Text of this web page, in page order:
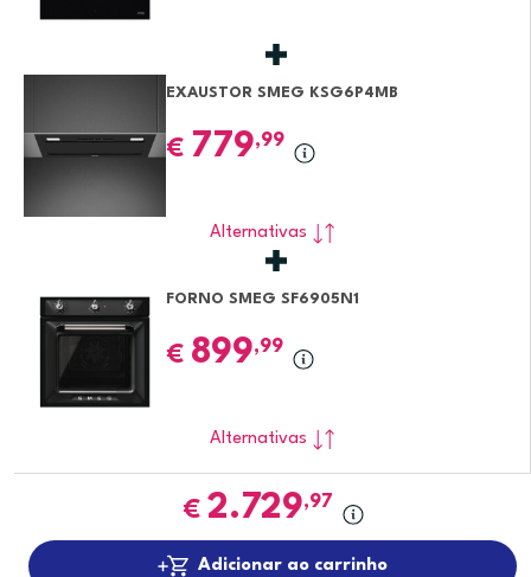
EXAUSTOR SMEG KSG6P4MB
€ 779,99
Alternativas
FORNO SMEG SF6905N1
€ 899,99
Alternativas
€ 2.729,97
Adicionar ao carrinho